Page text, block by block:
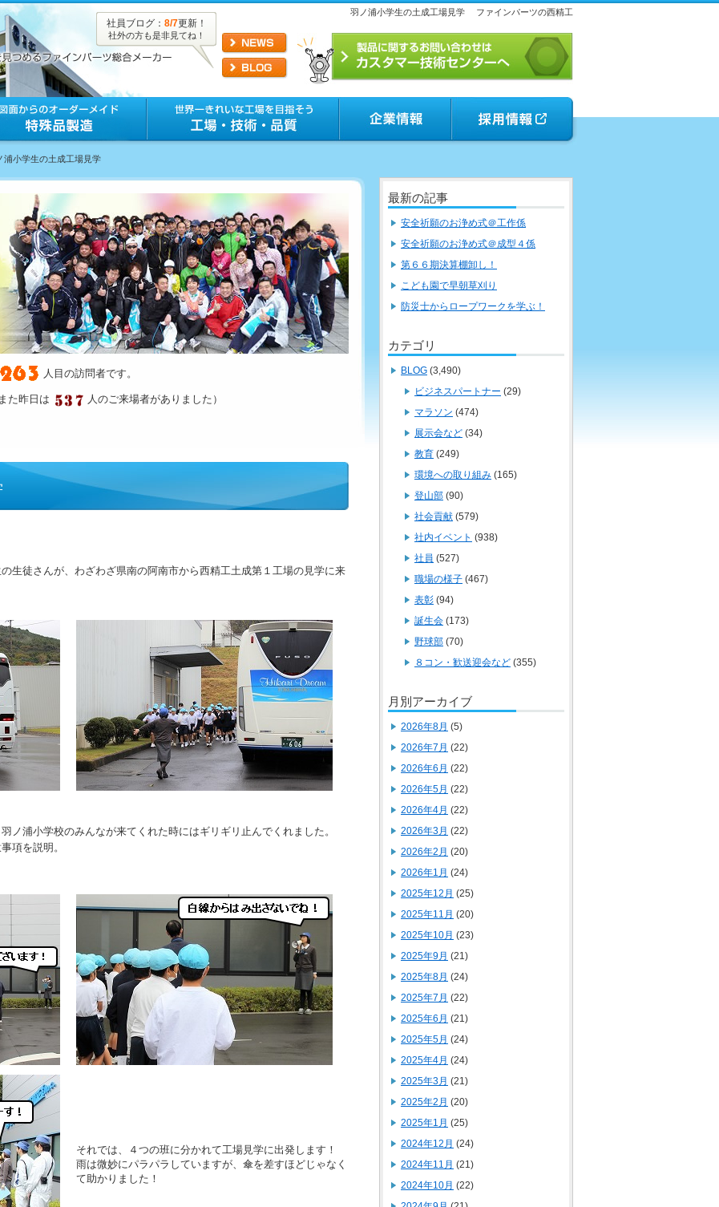
羽ノ浦小学生の土成工場見学 ファインパーツの西精工
社員ブログ： 8/7更新！
社外の方も是非見てね！
浦小学生の土成工場見学
人目の訪問者です。
た昨日は 人のご来場者がありました）
生徒さんが、わざわざ県南の阿南市から西精工土成第１工場の見学に来
ノ浦小学校のみんなが来てくれた時にはギリギリ止んでくれました。
項を説明。
それでは、４つの班に分かれて工場見学に出発します！
雨は微妙にパラパラしていますが、傘を差すほどじゃなく
て助かりました！
最新の記事
安全祈願のお浄め式＠工作係
安全祈願のお浄め式＠成型４係
第６６期決算棚卸し！
こども園で早朝草刈り
防災士からロープワークを学ぶ！
カテゴリ
BLOG (3,490)
ビジネスパートナー (29)
マラソン (474)
展示会など (34)
教育 (249)
環境への取り組み (165)
登山部 (90)
社会貢献 (579)
社内イベント (938)
社員 (527)
職場の様子 (467)
表彰 (94)
誕生会 (173)
野球部 (70)
８コン・歓送迎会など (355)
月別アーカイブ
2026年8月 (5)
2026年7月 (22)
2026年6月 (22)
2026年5月 (22)
2026年4月 (22)
2026年3月 (22)
2026年2月 (20)
2026年1月 (24)
2025年12月 (25)
2025年11月 (20)
2025年10月 (23)
2025年9月 (21)
2025年8月 (24)
2025年7月 (22)
2025年6月 (21)
2025年5月 (24)
2025年4月 (24)
2025年3月 (21)
2025年2月 (20)
2025年1月 (25)
2024年12月 (24)
2024年11月 (21)
2024年10月 (22)